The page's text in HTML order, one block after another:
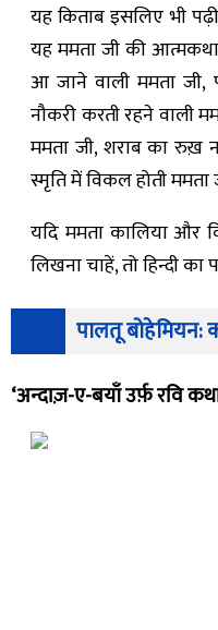
यह किताब इसलिए भी
यह ममता जी की
आ जाने वाली ममता जी,
नौकरी करती रहने वाली
ममता जी, शराब का रुख़
स्मृति में विकल होती ममता
यदि ममता कालिया और
लिखना चाहें, तो हिन्दी का
पालतू
‘अन्दाज़-ए-बयाँ उर्फ़ रवि